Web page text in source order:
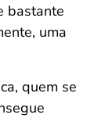
bastante
uma
quem se